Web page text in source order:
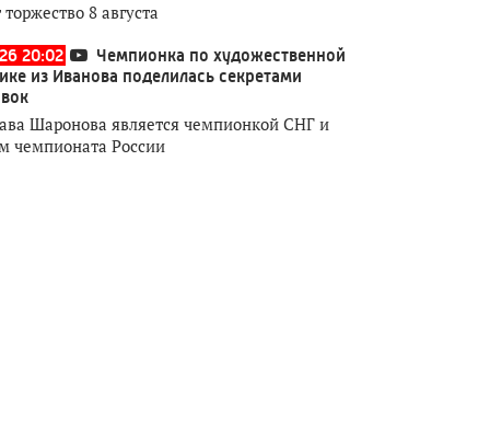
8 августа
20:02
Чемпионка по художественной
из Иванова поделилась секретами
Шаронова является чемпионкой СНГ и
чемпионата России